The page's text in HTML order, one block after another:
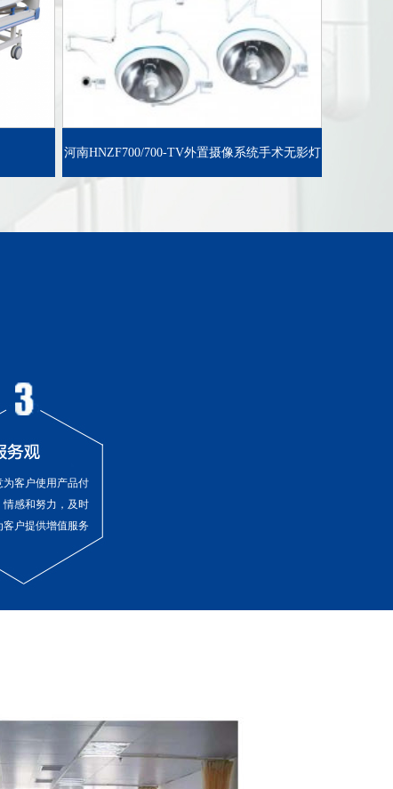
河南HNZF700/700-TV外置摄像系统手术无影灯
为客户使用产品付
情感和努力，及时
客户提供增值服务